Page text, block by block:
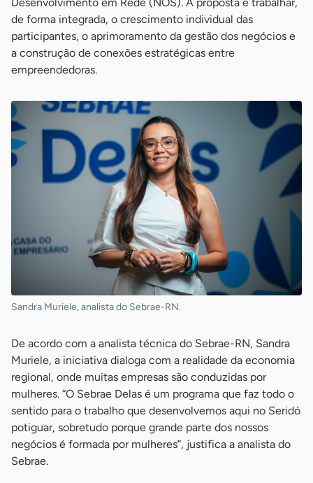
Desenvolvimento em Rede (NÓS). A proposta é trabalhar,
de forma integrada, o crescimento individual das
participantes, o aprimoramento da gestão dos negócios e
a construção de conexões estratégicas entre
empreendedoras.
Sandra Muriele, analista do Sebrae-RN.
De acordo com a analista técnica do Sebrae-RN, Sandra
Muriele, a iniciativa dialoga com a realidade da economia
regional, onde muitas empresas são conduzidas por
mulheres. “O Sebrae Delas é um programa que faz todo o
sentido para o trabalho que desenvolvemos aqui no Seridó
potiguar, sobretudo porque grande parte dos nossos
negócios é formada por mulheres”, justifica a analista do
Sebrae.